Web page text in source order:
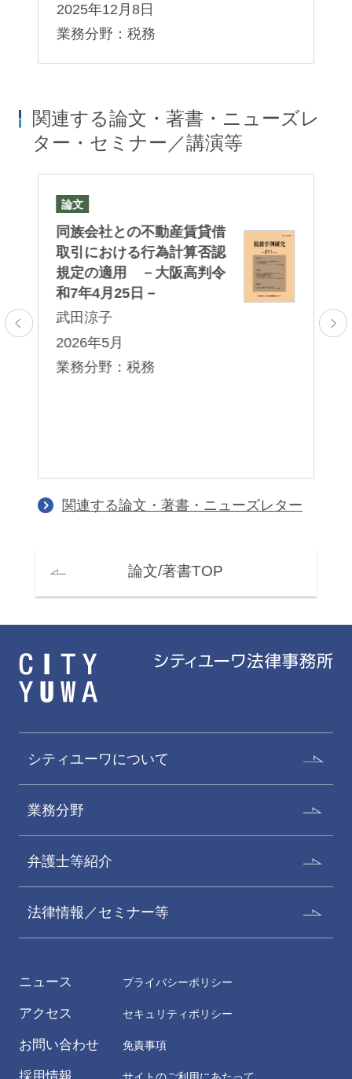
2025年12月8日
業務分野：税務
関連する論文・著書・ニューズレ
ター・セミナー／講演等
論文
同族会社との不動産賃貸借
取引における行為計算否認
規定の適用 －大阪高判令
和7年4月25日－
武田涼子
2026年5月
業務分野：税務
業
関連する論文・著書・ニューズレター
論文/著書TOP
シティユーワについて
業務分野
弁護士等紹介
法律情報／セミナー等
ニュース
アクセス
お問い合わせ
プライバシーポリシー
セキュリティポリシー
免責事項